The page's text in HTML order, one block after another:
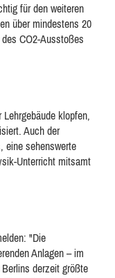
für den weiteren
über mindestens 20
CO2-Ausstoßes
Lehrgebäude klopfen,
Auch der
eine sehenswerte
Unterricht mitsamt
"Die
Anlagen – im
derzeit größte